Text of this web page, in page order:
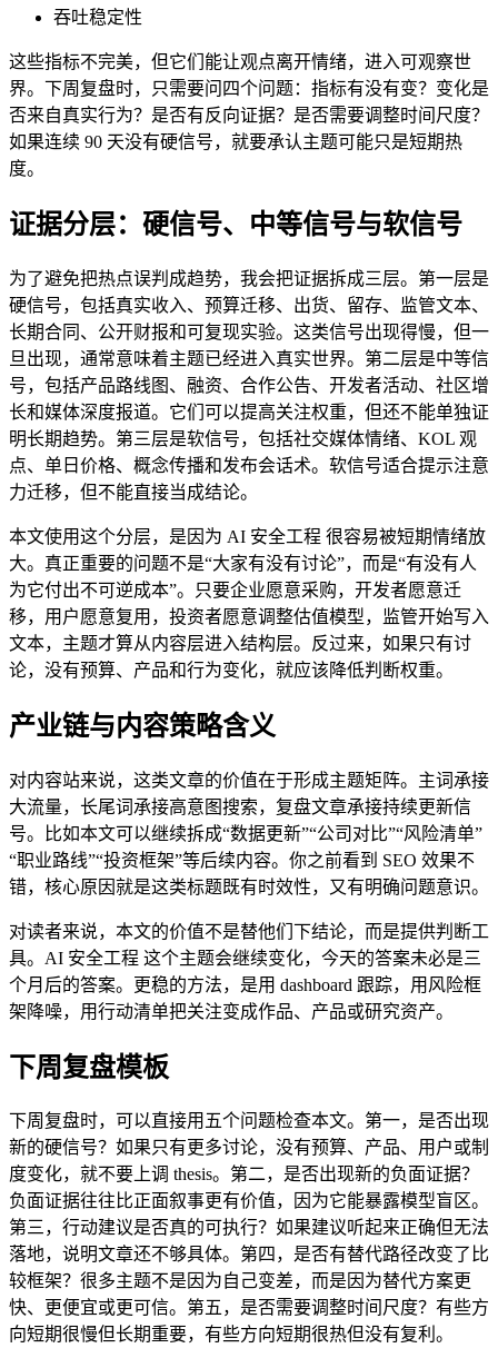
吞吐稳定性
这些指标不完美，但它们能让观点离开情绪，进入可观察世
界。下周复盘时，只需要问四个问题：指标有没有变？变化是
否来自真实行为？是否有反向证据？是否需要调整时间尺度？
如果连续 90 天没有硬信号，就要承认主题可能只是短期热
度。
证据分层：硬信号、中等信号与软信号
为了避免把热点误判成趋势，我会把证据拆成三层。第一层是
硬信号，包括真实收入、预算迁移、出货、留存、监管文本、
长期合同、公开财报和可复现实验。这类信号出现得慢，但一
旦出现，通常意味着主题已经进入真实世界。第二层是中等信
号，包括产品路线图、融资、合作公告、开发者活动、社区增
长和媒体深度报道。它们可以提高关注权重，但还不能单独证
明长期趋势。第三层是软信号，包括社交媒体情绪、KOL 观
点、单日价格、概念传播和发布会话术。软信号适合提示注意
力迁移，但不能直接当成结论。
本文使用这个分层，是因为 AI 安全工程 很容易被短期情绪放
大。真正重要的问题不是“大家有没有讨论”，而是“有没有人
为它付出不可逆成本”。只要企业愿意采购，开发者愿意迁
移，用户愿意复用，投资者愿意调整估值模型，监管开始写入
文本，主题才算从内容层进入结构层。反过来，如果只有讨
论，没有预算、产品和行为变化，就应该降低判断权重。
产业链与内容策略含义
对内容站来说，这类文章的价值在于形成主题矩阵。主词承接
大流量，长尾词承接高意图搜索，复盘文章承接持续更新信
号。比如本文可以继续拆成“数据更新”“公司对比”“风险清单”
“职业路线”“投资框架”等后续内容。你之前看到 SEO 效果不
错，核心原因就是这类标题既有时效性，又有明确问题意识。
对读者来说，本文的价值不是替他们下结论，而是提供判断工
具。AI 安全工程 这个主题会继续变化，今天的答案未必是三
个月后的答案。更稳的方法，是用 dashboard 跟踪，用风险框
架降噪，用行动清单把关注变成作品、产品或研究资产。
下周复盘模板
下周复盘时，可以直接用五个问题检查本文。第一，是否出现
新的硬信号？如果只有更多讨论，没有预算、产品、用户或制
度变化，就不要上调 thesis。第二，是否出现新的负面证据？
负面证据往往比正面叙事更有价值，因为它能暴露模型盲区。
第三，行动建议是否真的可执行？如果建议听起来正确但无法
落地，说明文章还不够具体。第四，是否有替代路径改变了比
较框架？很多主题不是因为自己变差，而是因为替代方案更
快、更便宜或更可信。第五，是否需要调整时间尺度？有些方
向短期很慢但长期重要，有些方向短期很热但没有复利。